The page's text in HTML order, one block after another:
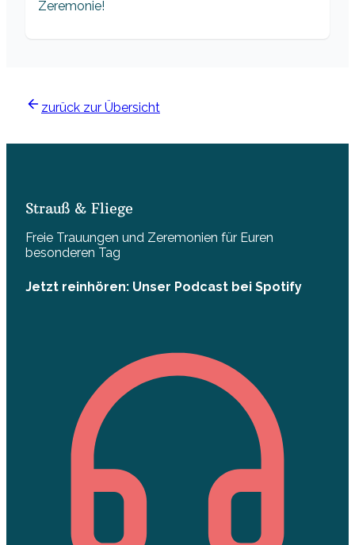
Zeremonie!
zurück zur Übersicht
Strauß & Fliege
Freie Trauungen und Zeremonien für Euren
besonderen Tag
Jetzt reinhören: Unser Podcast bei Spotify